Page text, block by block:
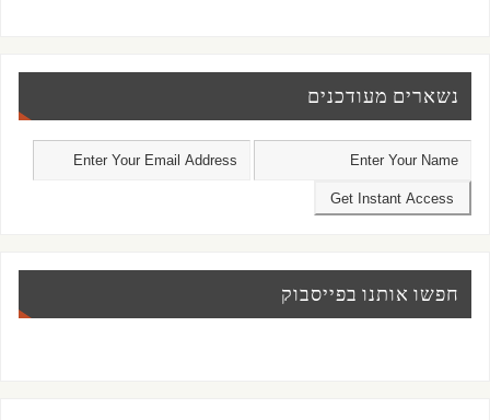
נשארים מעודכנים
חפשו אותנו בפייסבוק